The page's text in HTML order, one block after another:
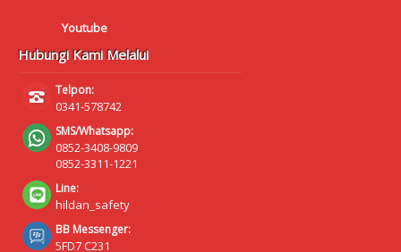
Youtube
Hubungi Kami Melalui
Telpon:
0341-578742
SMS/Whatsapp:
0852-3408-9809
0852-3311-1221
Line:
hildan_safety
BB Messenger:
5FD7 C231